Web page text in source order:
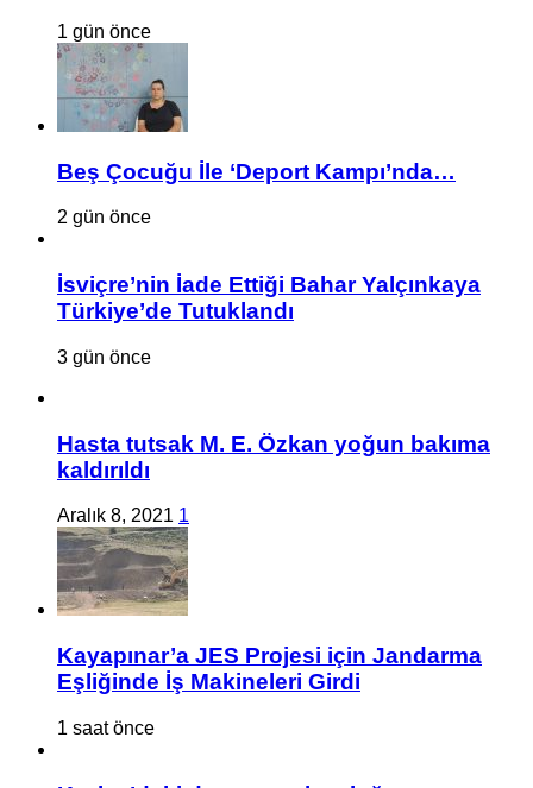
1 gün önce
Beş Çocuğu İle ‘Deport Kampı’nda…
2 gün önce
İsviçre’nin İade Ettiği Bahar Yalçınkaya
Türkiye’de Tutuklandı
3 gün önce
Hasta tutsak M. E. Özkan yoğun bakıma
kaldırıldı
Aralık 8, 2021 1
Kayapınar’a JES Projesi için Jandarma
Eşliğinde İş Makineleri Girdi
1 saat önce